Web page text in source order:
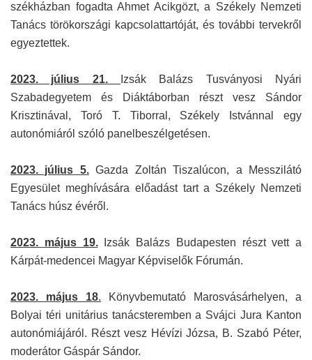
székházban fogadta Ahmet Acikgözt, a Székely Nemzeti
Tanács törökországi kapcsolattartóját, és további tervekről
egyeztettek.
2023. július 21.
Izsák Balázs Tusványosi Nyári
Szabadegyetem és Diáktáborban részt vesz Sándor
Krisztinával, Toró T. Tiborral, Székely Istvánnal egy
autonómiáról szóló panelbeszélgetésen.
2023. július 5. Gazda Zoltán Tiszalúcon, a Messzilátó
Egyesület meghívására előadást tart a Székely Nemzeti
Tanács húsz évéről.
2023. május 19.Izsák Balázs Budapesten részt vett a
Kárpát-medencei Magyar Képviselők Fórumán.
2023. május 18. Könyvbemutató Marosvásárhelyen, a
Bolyai téri unitárius tanácsteremben a Svájci Jura Kanton
autonómiájáról. Részt vesz Hévízi Józsa, B. Szabó Péter,
moderátor Gáspár Sándor.